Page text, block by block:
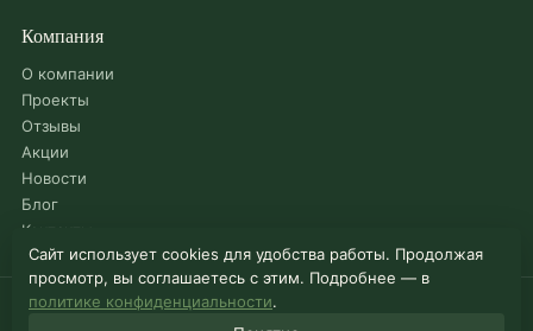
Компания
О компании
Проекты
Отзывы
Акции
Новости
Блог
Контакты
© 2026 Садовый центр «Можайский»
Сайт использует cookies для удобства работы. Продолжая
просмотр, вы соглашаетесь с этим. Подробнее — в
политике конфиденциальности.